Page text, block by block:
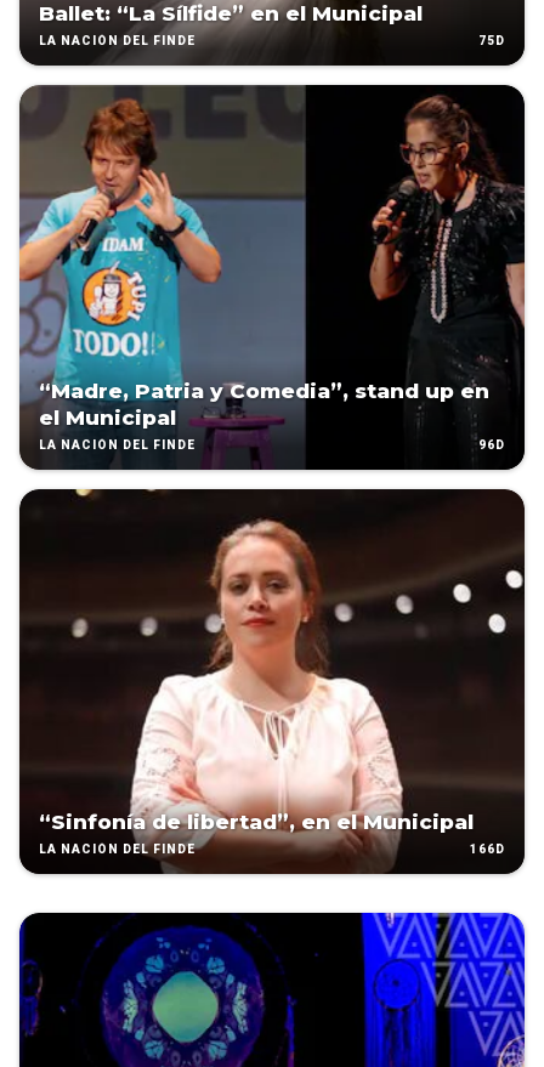
Ballet: “La Sílfide” en el Municipal
LA NACIÓN DEL FINDE 75D
“Madre, Patria y Comedia”, stand up en
el Municipal
LA NACIÓN DEL FINDE 96D
“Sinfonía de libertad”, en el Municipal
LA NACIÓN DEL FINDE 166D